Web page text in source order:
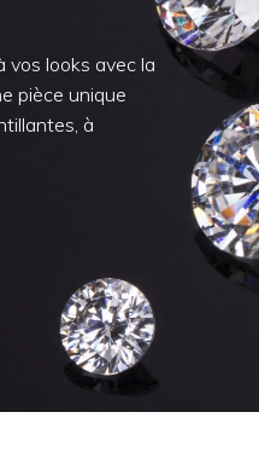
looks avec la
pièce unique
à